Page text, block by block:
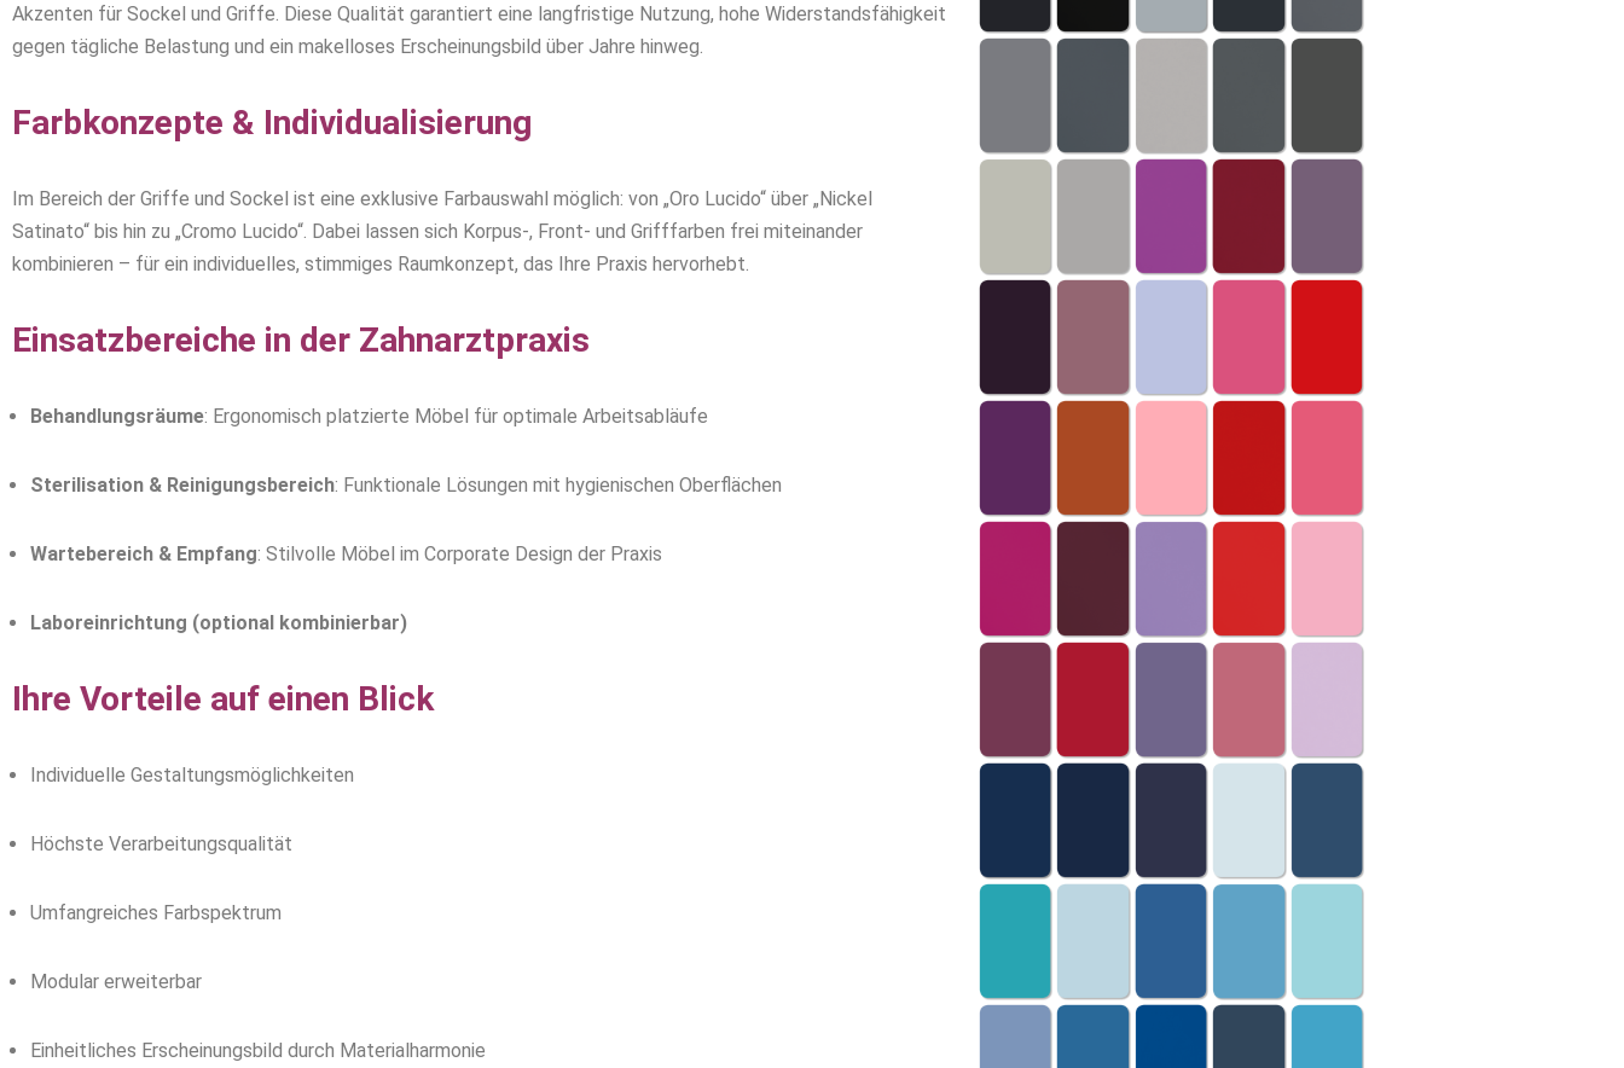
Akzenten für Sockel und Griffe. Diese Qualität garantiert eine langfristige Nutzung, hohe Widerstandsfähigkeit
gegen tägliche Belastung und ein makelloses Erscheinungsbild über Jahre hinweg.
Farbkonzepte & Individualisierung
Im Bereich der Griffe und Sockel ist eine exklusive Farbauswahl möglich: von „Oro Lucido“ über „Nickel
Satinato“ bis hin zu „Cromo Lucido“. Dabei lassen sich Korpus-, Front- und Grifffarben frei miteinander
kombinieren – für ein individuelles, stimmiges Raumkonzept, das Ihre Praxis hervorhebt.
Einsatzbereiche in der Zahnarztpraxis
Behandlungsräume: Ergonomisch platzierte Möbel für optimale Arbeitsabläufe
Sterilisation & Reinigungsbereich: Funktionale Lösungen mit hygienischen Oberflächen
Wartebereich & Empfang: Stilvolle Möbel im Corporate Design der Praxis
Laboreinrichtung (optional kombinierbar)
Ihre Vorteile auf einen Blick
Individuelle Gestaltungsmöglichkeiten
Höchste Verarbeitungsqualität
Umfangreiches Farbspektrum
Modular erweiterbar
Einheitliches Erscheinungsbild durch Materialharmonie